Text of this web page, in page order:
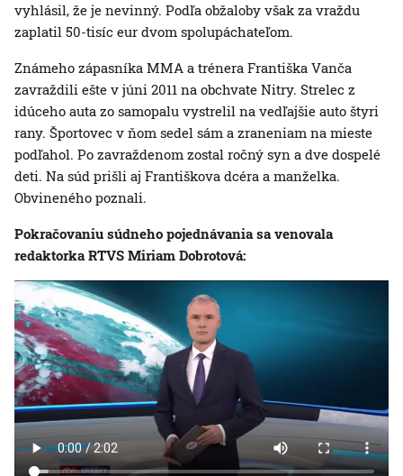
vyhlásil, že je nevinný. Podľa obžaloby však za vraždu
zaplatil 50-tisíc eur dvom spolupáchateľom.
Známeho zápasníka MMA a trénera Františka Vanča
zavraždili ešte v júni 2011 na obchvate Nitry. Strelec z
idúceho auta zo samopalu vystrelil na vedľajšie auto štyri
rany. Športovec v ňom sedel sám a zraneniam na mieste
podľahol. Po zavraždenom zostal ročný syn a dve dospelé
deti. Na súd prišli aj Františkova dcéra a manželka.
Obvineného poznali.
Pokračovaniu súdneho pojednávania sa venovala
redaktorka RTVS Miriam Dobrotová: